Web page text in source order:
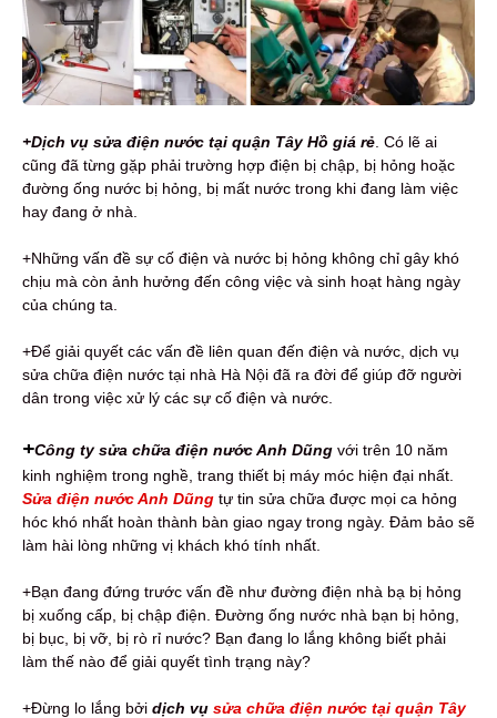
+Dịch vụ sửa điện nước tại quận Tây Hồ giá rẻ . Có lẽ ai
cũng đã từng gặp phải trường hợp điện bị chập, bị hỏng hoặc
đường ống nước bị hỏng, bị mất nước trong khi đang làm việc
hay đang ở nhà.
+Những vấn đề sự cố điện và nước bị hỏng không chỉ gây khó
chịu mà còn ảnh hưởng đến công việc và sinh hoạt hàng ngày
của chúng ta.
+Để giải quyết các vấn đề liên quan đến điện và nước, dịch vụ
sửa chữa điện nước tại nhà Hà Nội đã ra đời để giúp đỡ người
dân trong việc xử lý các sự cố điện và nước.
+Công ty sửa chữa điện nước Anh Dũng với trên 10 năm
kinh nghiệm trong nghề, trang thiết bị máy móc hiện đại nhất.
Sửa điện nước Anh Dũng tự tin sửa chữa được mọi ca hỏng
hóc khó nhất hoàn thành bàn giao ngay trong ngày. Đảm bảo sẽ
làm hài lòng những vị khách khó tính nhất.
+Bạn đang đứng trước vấn đề như đường điện nhà bạ bị hỏng
bị xuống cấp, bị chập điện. Đường ống nước nhà bạn bị hỏng,
bị bục, bị vỡ, bị rò rỉ nước? Bạn đang lo lắng không biết phải
làm thế nào để giải quyết tình trạng này?
+Đừng lo lắng bởi dịch vụ sửa chữa điện nước tại quận Tây